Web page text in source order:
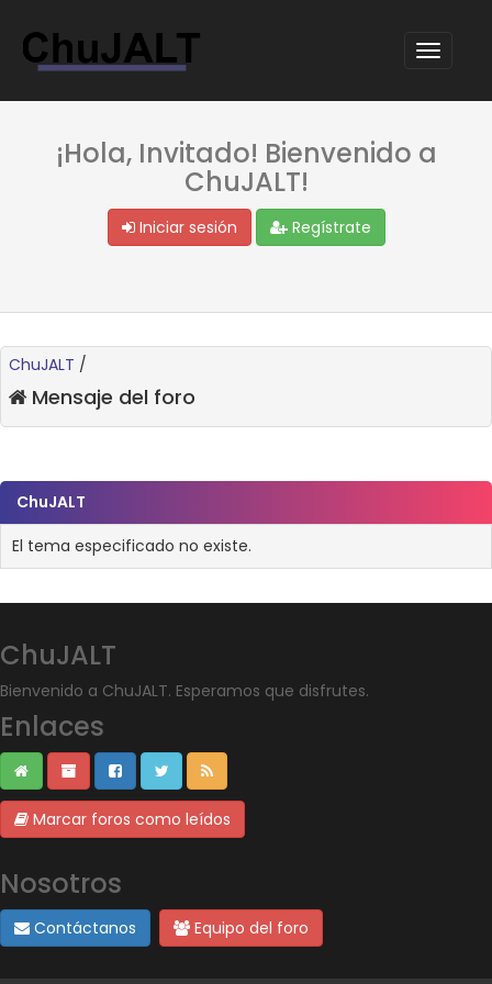
¡Hola, Invitado! Bienvenido a
ChuJALT!
Iniciar sesión Regístrate
ChuJALT /
Mensaje del foro
ChuJALT
El tema especificado no existe.
ChuJALT
Bienvenido a ChuJALT. Esperamos que disfrutes.
Enlaces
Marcar foros como leídos
Nosotros
Contáctanos Equipo del foro